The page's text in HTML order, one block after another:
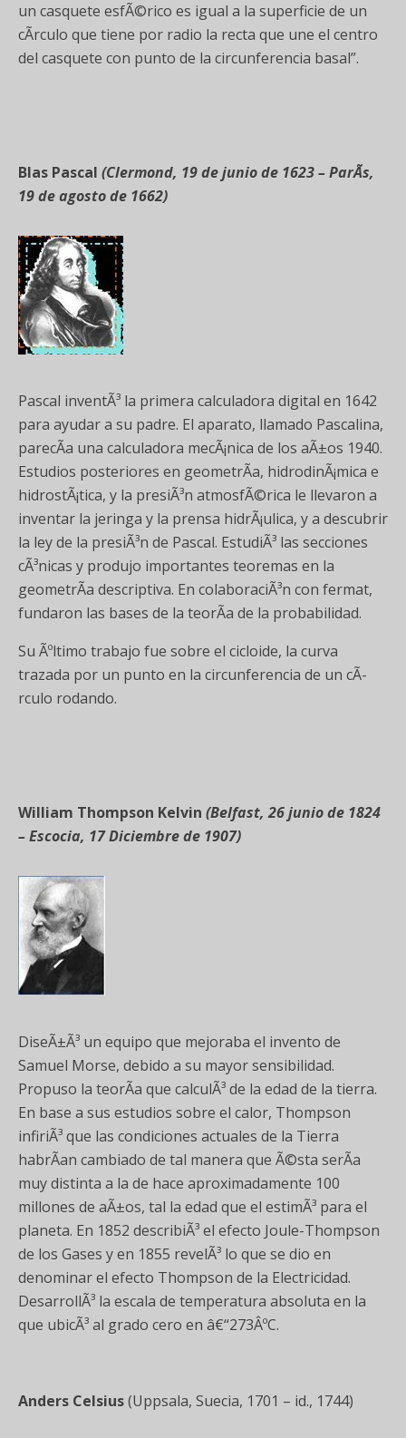
un casquete esfÃ©rico es igual a la superficie de un
cÃ­rculo que tiene por radio la recta que une el centro
del casquete con punto de la circunferencia basal”.
Blas Pascal (Clermond, 19 de junio de 1623 – ParÃ­s,
19 de agosto de 1662)
Pascal inventÃ³ la primera calculadora digital en 1642
para ayudar a su padre. El aparato, llamado Pascalina,
parecÃ­a una calculadora mecÃ¡nica de los aÃ±os 1940.
Estudios posteriores en geometrÃ­a, hidrodinÃ¡mica e
hidrostÃ¡tica, y la presiÃ³n atmosfÃ©rica le llevaron a
inventar la jeringa y la prensa hidrÃ¡ulica, y a descubrir
la ley de la presiÃ³n de Pascal. EstudiÃ³ las secciones
cÃ³nicas y produjo importantes teoremas en la
geometrÃ­a descriptiva. En colaboraciÃ³n con fermat,
fundaron las bases de la teorÃ­a de la probabilidad.
Su Ãºltimo trabajo fue sobre el cicloide, la curva
trazada por un punto en la circunferencia de un cÃ­
rculo rodando.
William Thompson Kelvin (Belfast, 26 junio de 1824
– Escocia, 17 Diciembre de 1907)
DiseÃ±Ã³ un equipo que mejoraba el invento de
Samuel Morse, debido a su mayor sensibilidad.
Propuso la teorÃ­a que calculÃ³ de la edad de la tierra.
En base a sus estudios sobre el calor, Thompson
infiriÃ³ que las condiciones actuales de la Tierra
habrÃ­an cambiado de tal manera que Ã©sta serÃ­a
muy distinta a la de hace aproximadamente 100
millones de aÃ±os, tal la edad que el estimÃ³ para el
planeta. En 1852 describiÃ³ el efecto Joule-Thompson
de los Gases y en 1855 revelÃ³ lo que se dio en
denominar el efecto Thompson de la Electricidad.
DesarrollÃ³ la escala de temperatura absoluta en la
que ubicÃ³ al grado cero en â€“273ÂºC.
Anders Celsius(Uppsala, Suecia, 1701 – id., 1744)